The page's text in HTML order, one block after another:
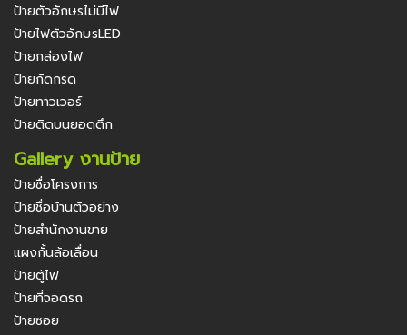
ป้ายตัวอักษรไม่มีไฟ
ป้ายไฟตัวอักษรLED
ป้ายกล่องไฟ
ป้ายกัดกรด
ป้ายทาวเวอร์
ป้ายติดบนยอดตึก
Gallery งานป้าย
ป้ายชื่อโครงการ
ป้ายชื่อบ้านตัวอย่าง
ป้ายสำนักงานขาย
แผงกั้นล้อเลื่อน
ป้ายตู้ไฟ
ป้ายที่จอดรถ
ป้ายซอย